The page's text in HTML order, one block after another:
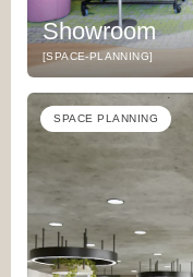
Showroom
[SPACE-PLANNING]
SPACE PLANNING